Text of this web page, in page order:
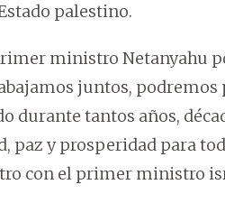
palestino.
ministro Netanyahu
juntos,
durante tantos años,
paz y prosperidad para
con el primer ministro